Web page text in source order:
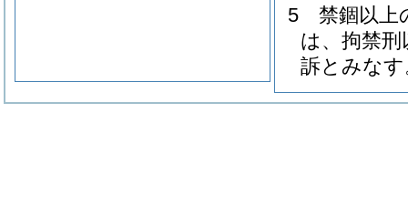
5
禁錮以上
は、拘禁
訴とみなす